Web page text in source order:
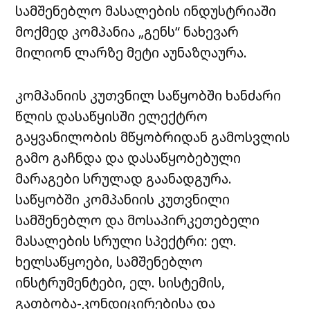
სამშენებლო მასალების ინდუსტრიაში
მოქმედ კომპანია „გენს“ ნახევარ
მილიონ ლარზე მეტი აუნაზღაურა.
კომპანიის კუთვნილ საწყობში ხანძარი
წლის დასაწყისში ელექტრო
გაყვანილობის მწყობრიდან გამოსვლის
გამო გაჩნდა და დასაწყობებული
მარაგები სრულად გაანადგურა.
საწყობში კომპანიის კუთვნილი
სამშენებლო და მოსაპირკეთებელი
მასალების სრული სპექტრი: ელ.
ხელსაწყოები, სამშენებლო
ინსტრუმენტები, ელ. სისტემის,
გათბობა-კონდიცირებისა და